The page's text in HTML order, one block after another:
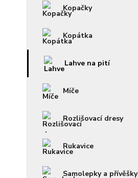
Kopačky
Kopátka
Lahve na pití
Míče
Rozlišovací dresy
Rukavice
Samolepky a přívěšky